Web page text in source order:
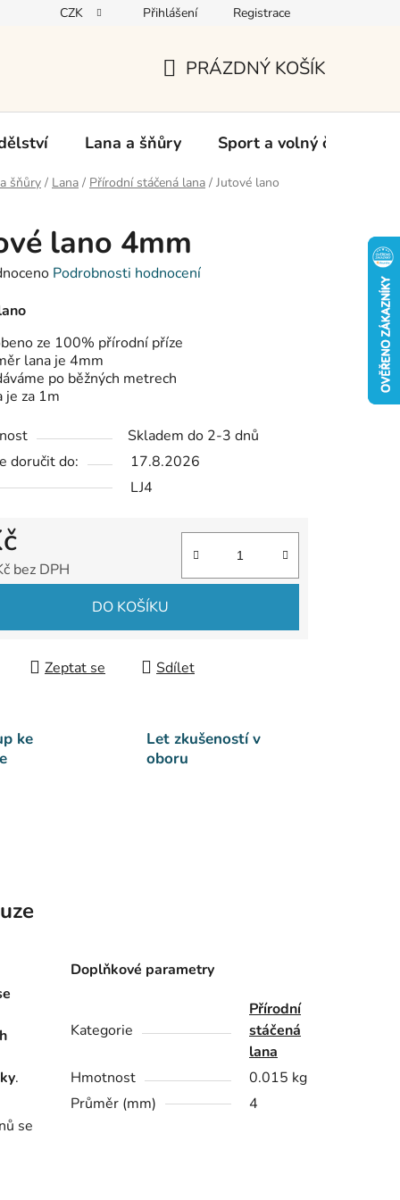
CZK Přihlášení Registrace
KOŠÍK
PRÁZDNÝ KOŠÍK
Lana a šňůry Sport a volný čas
šňůry / Lana / Přírodní stáčená lana / Jutové lano
lano 4mm
Podrobnosti hodnocení
ze 100% přírodní příze
lana je 4mm
po běžných metrech
je za 1m
Skladem do 2-3 dnů
doručit do:
17.8.2026
LJ4
bez DPH
DO KOŠÍKU
Zeptat se Sdílet
ke
Let zkušeností v
oboru
.
se
Doplňkové parametry
Kategorie
Přírodní
stáčená
lana
Hmotnost
0.015 kg
Průměr (mm)
4